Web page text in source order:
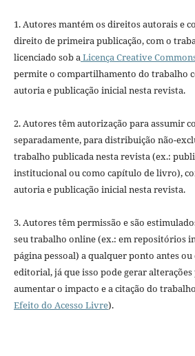
1. Autores mantém os direitos autorais e
direito de primeira publicação, com o
licenciado sob aLicença Creative
permite o compartilhamento do trabalho
autoria e publicação inicial nesta revista.
2. Autores têm autorização para assumir
separadamente, para distribuição não-
trabalho publicada nesta revista (ex.:
institucional ou como capítulo de livro),
autoria e publicação inicial nesta revista.
3. Autores têm permissão e são
seu trabalho online (ex.: em repositórios
página pessoal) a qualquer ponto antes
editorial, já que isso pode gerar
aumentar o impacto e a citação do
Efeito do Acesso Livre).